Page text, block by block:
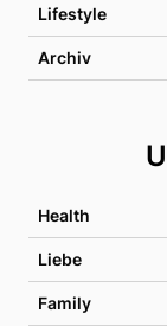
Lifestyle
Archiv
Health
Liebe
Family